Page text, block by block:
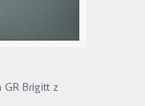
GR Brigitt z